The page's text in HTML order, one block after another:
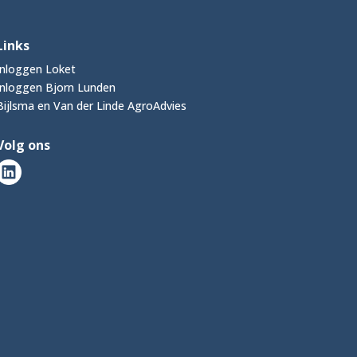
Loket
Bjorn Lunden
en Van der Linde AgroAdvies
ons